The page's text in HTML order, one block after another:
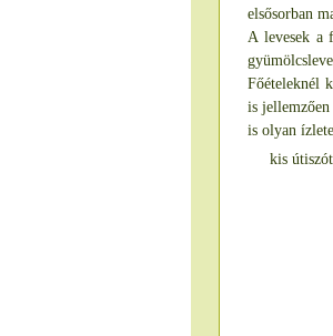
elsősorban
A levesek a
Főételeknél
is
is olyan
kis